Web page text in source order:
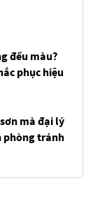
đều màu?
phục hiệu
mà đại lý
phòng tránh